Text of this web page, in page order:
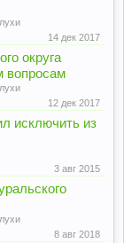
14 дек 2017
округа
вопросам
12 дек 2017
исключить из
3 авг 2015
8 авг 2018